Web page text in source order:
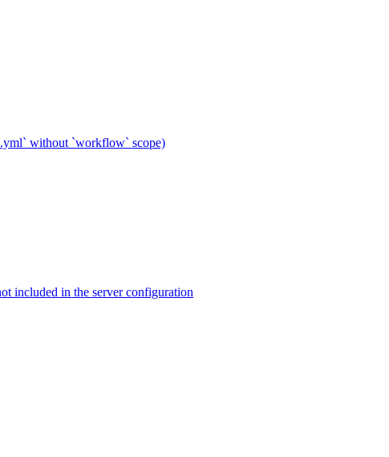
without `workflow` scope)
included in the server configuration